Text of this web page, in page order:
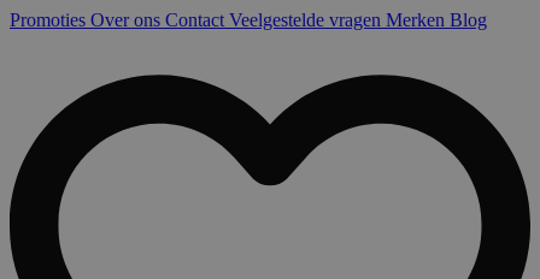
Promoties Over ons Contact Veelgestelde vragen Merken Blog